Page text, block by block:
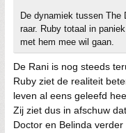
De dynamiek tussen The
raar. Ruby totaal in
met hem mee wil gaan.
De Rani is nog steeds
Ruby ziet de realiteit
leven al eens geleefd
Zij ziet dus in afschuw
Doctor en Belinda